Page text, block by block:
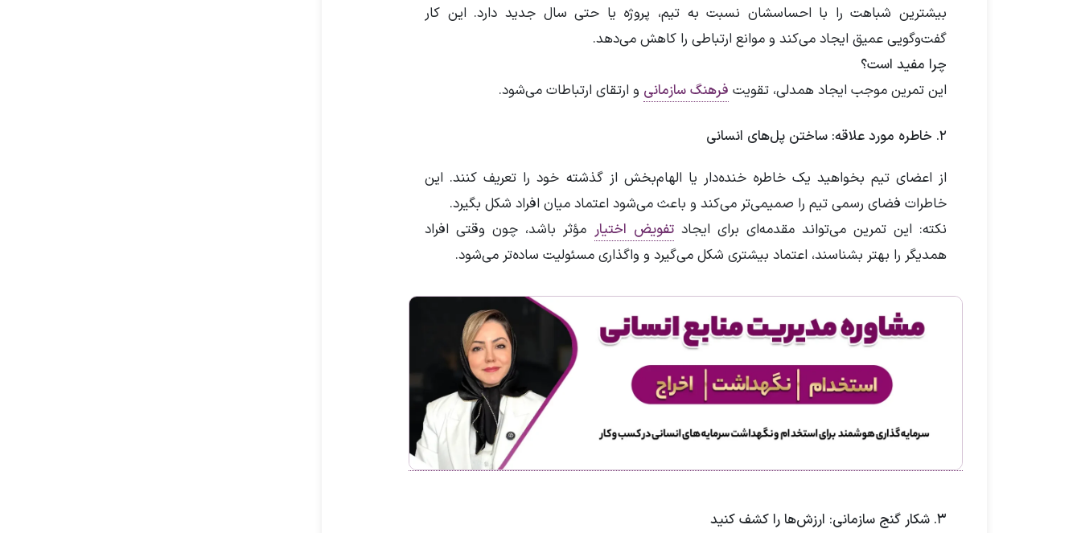
بیشترین شباهت را با احساسشان نسبت به تیم، پروژه یا حتی سال جدید دارد. این کار
گفت‌وگویی عمیق ایجاد می‌کند و موانع ارتباطی را کاهش می‌دهد.
چرا مفید است؟
این تمرین موجب ایجاد همدلی، تقویت فرهنگ سازمانی و ارتقای ارتباطات می‌شود.
۲. خاطره مورد علاقه: ساختن پل‌های انسانی
از اعضای تیم بخواهید یک خاطره خنده‌دار یا الهام‌بخش از گذشته خود را تعریف کنند. این
خاطرات فضای رسمی تیم را صمیمی‌تر می‌کند و باعث می‌شود اعتماد میان افراد شکل بگیرد.
نکته: این تمرین می‌تواند مقدمه‌ای برای ایجادتفویض اختیار مؤثر باشد، چون وقتی افراد
همدیگر را بهتر بشناسند، اعتماد بیشتری شکل می‌گیرد و واگذاری مسئولیت ساده‌تر می‌شود.
۳. شکار گنج سازمانی: ارزش‌ها را کشف کنید